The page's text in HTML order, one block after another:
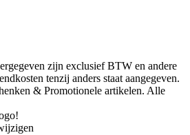
zijn exclusief BTW en andere
tenzij anders staat aangegeven.
& Promotionele artikelen. Alle